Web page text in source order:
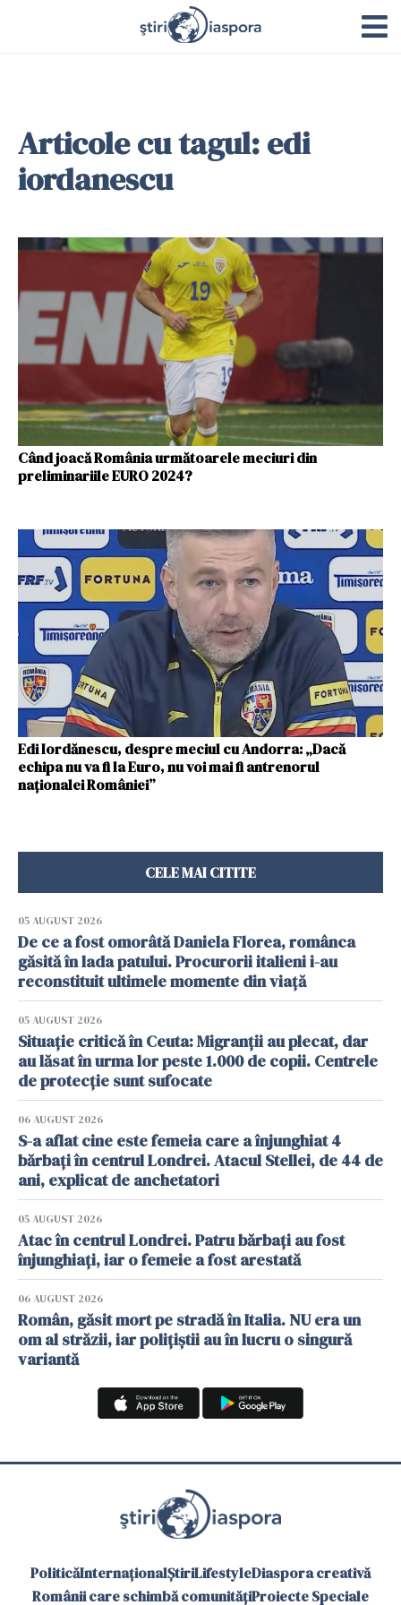
Articole cu tagul: edi
iordanescu
Când joacă România următoarele meciuri din
preliminariile EURO 2024?
Edi Iordănescu, despre meciul cu Andorra: „Dacă
echipa nu va fi la Euro, nu voi mai fi antrenorul
naţionalei României”
CELE MAI CITITE
05 AUGUST 2026
De ce a fost omorâtă Daniela Florea, românca
găsită în lada patului. Procurorii italieni i-au
reconstituit ultimele momente din viață
05 AUGUST 2026
Situație critică în Ceuta: Migranții au plecat, dar
au lăsat în urma lor peste 1.000 de copii. Centrele
de protecție sunt sufocate
06 AUGUST 2026
S-a aflat cine este femeia care a înjunghiat 4
bărbați în centrul Londrei. Atacul Stellei, de 44 de
ani, explicat de anchetatori
05 AUGUST 2026
Atac în centrul Londrei. Patru bărbați au fost
înjunghiați, iar o femeie a fost arestată
06 AUGUST 2026
Român, găsit mort pe stradă în Italia. NU era un
om al străzii, iar polițiștii au în lucru o singură
variantă
PoliticăInternaționalȘtiriLifestyleDiaspora creativă
Românii care schimbă comunitățiProiecte Speciale